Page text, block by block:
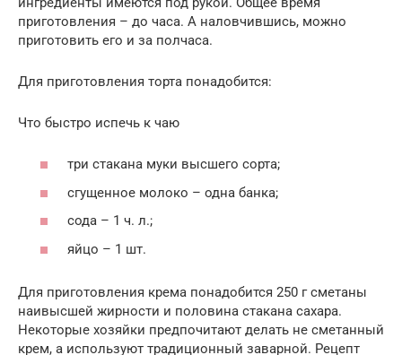
приготовления – до часа. А наловчившись, можно
приготовить его и за полчаса.
Для приготовления торта понадобится:
Что быстро испечь к чаю
три стакана муки высшего сорта;
сгущенное молоко – одна банка;
сода – 1 ч. л.;
яйцо – 1 шт.
Для приготовления крема понадобится 250 г сметаны
наивысшей жирности и половина стакана сахара.
Некоторые хозяйки предпочитают делать не сметанный
крем, а используют традиционный заварной. Рецепт